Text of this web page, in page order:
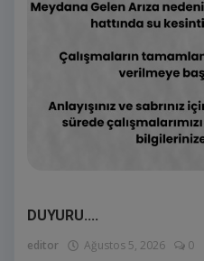
DUYURU....
editor Ağustos 5, 2026 0